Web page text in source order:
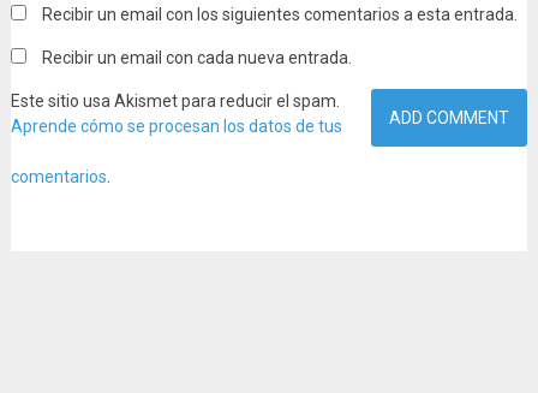
Recibir un email con los siguientes comentarios a esta entrada.
Recibir un email con cada nueva entrada.
Este sitio usa Akismet para reducir el spam.
Aprende cómo se procesan los datos de tus
comentarios.